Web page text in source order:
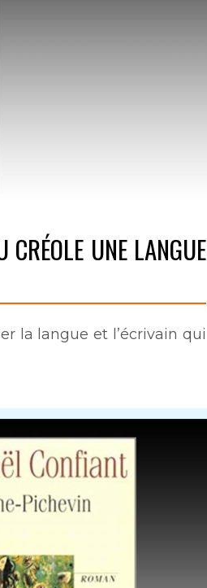
UNE LANGUE
la langue et l’écrivain qui